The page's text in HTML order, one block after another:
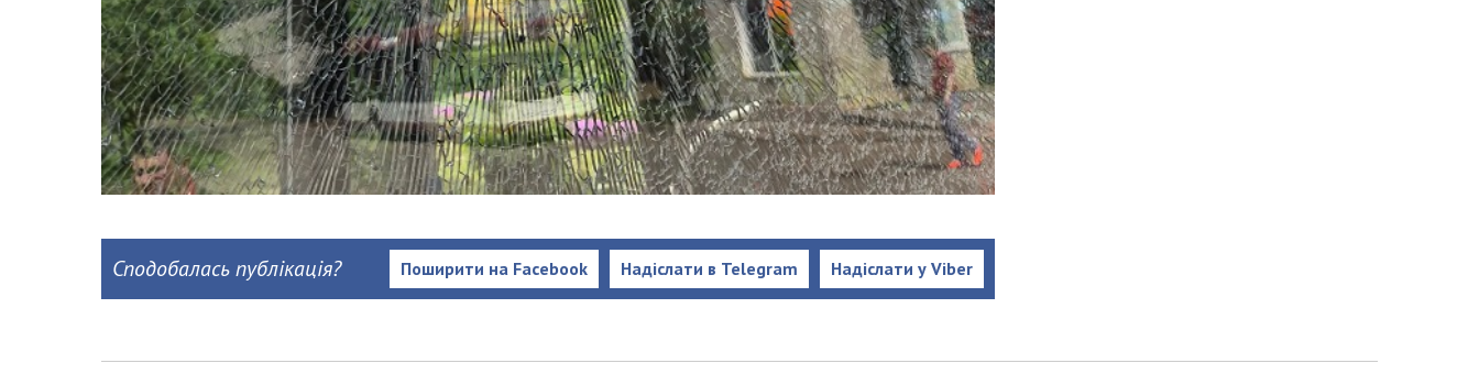
Сподобалась публікація? Надіслати у Viber
Надіслати в Telegram
Поширити на Facebook